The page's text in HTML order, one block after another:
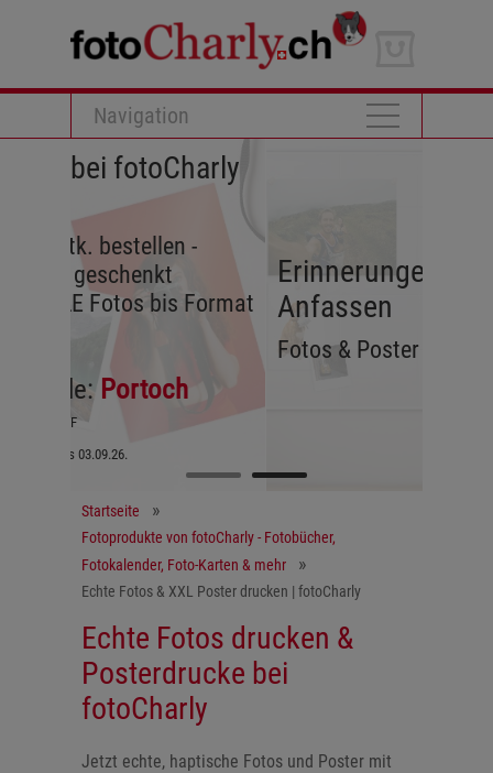
Navigation
fotoCharly
bestellen -
bis Format
Portoch
Erinnerungen zum
Anfassen
Fotos & Poster von fotoCharly
Startseite
Fotoprodukte von fotoCharly - Fotobücher,
Fotokalender, Foto-Karten & mehr
Echte Fotos & XXL Poster drucken | fotoCharly
Echte Fotos drucken &
Posterdrucke bei
fotoCharly
Jetzt echte, haptische Fotos und Poster mit